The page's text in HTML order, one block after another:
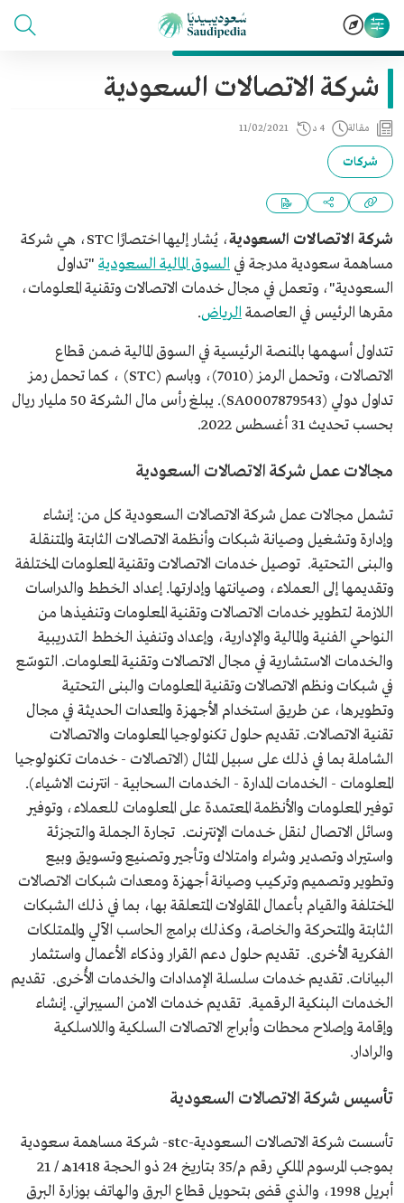
شركة الاتصالات السعودية
مقالة 4 د 11/02/2021
شركات
شركة الاتصالات السعودية
، يُشار إليها اختصارًا STC، هي شركة
مساهمة سعودية مدرجة في السوق المالية السعودية "تداول
السعودية"، وتعمل في مجال خدمات الاتصالات وتقنية المعلومات،
مقرها الرئيس في العاصمة الرياض.
تتداول أسهمها بالمنصة الرئيسية في السوق المالية ضمن قطاع
الاتصالات، وتحمل الرمز (7010)، وباسم (STC) ، كما تحمل رمز
تداول دولي (SA0007879543). يبلغ رأس مال الشركة 50 مليار ريال
بحسب تحديث 31 أغسطس 2022.
مجالات عمل شركة الاتصالات السعودية
تشمل مجالات عمل شركة الاتصالات السعودية كل من: إنشاء
وإدارة وتشغيل وصيانة شبكات وأنظمة الاتصالات الثابتة والمتنقلة
والبنى التحتية. توصيل خدمات الاتصالات وتقنية المعلومات المختلفة
وتقديمها إلى العملاء، وصيانتها وإدارتها. إعداد الخطط والدراسات
اللازمة لتطوير خدمات الاتصالات وتقنية المعلومات وتنفيذها من
النواحي الفنية والمالية والإدارية، وإعداد وتنفيذ الخطط التدريبية
والخدمات الاستشارية في مجال الاتصالات وتقنية المعلومات. التوسّع
في شبكات ونظم الاتصالات وتقنية المعلومات والبنى التحتية
وتطويرها، عن طريق استخدام الأجهزة والمعدات الحديثة في مجال
تقنية الاتصالات. تقديم حلول تكنولوجيا المعلومات والاتصالات
الشاملة بما في ذلك على سبيل المثال (الاتصالات - خدمات تكنولوجيا
المعلومات - الخدمات المدارة - الخدمات السحابية - انترنت الاشياء).
توفير المعلومات والأنظمة المعتمدة على المعلومات للعملاء، وتوفير
وسائل الاتصال لنقل خــدمات الإنترنت. تجارة الجملة والتجزئة
واستيراد وتصدير وشراء وامتلاك وتأجير وتصنيع وتسويق وبيع
وتطوير وتصميم وتركيب وصيانة أجهزة ومعدات شبكات الاتصالات
المختلفة والقيام بأعمال المقاولات المتعلقة بها، بما في ذلك الشبكات
الثابتة والمتحركة والخاصة، وكذلك برامج الحاسب الآلي والممتلكات
الفكرية الأخرى. تقديم حلول دعم القرار وذكاء الأعمال واستثمار
البيانات. تقديم خدمات سلسلة الإمدادات والخدمات الأُخرى. تقديم
الخدمات البنكية الرقمية. تقديم خدمات الامن السيبراني. إنشاء
وإقامة وإصلاح محطات وأبراج الاتصالات السلكية واللاسلكية
والرادار.
تأسيس شركة الاتصالات السعودية
تأسست شركة الاتصالات السعودية-stc- شركة مساهمة سعودية
بموجب المرسوم الملكي رقم م/35 بتاريخ 24 ذو الحجة 1418هـ / 21
أبريل 1998، والذي قضى بتحويل قطاع البرق والهاتف بوزارة البرق